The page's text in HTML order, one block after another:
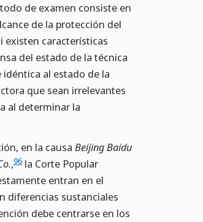
de examen consiste en
de la protección del
existen características
del estado de la técnica
al estado de la
que sean irrelevantes
al determinar la
en la causa Beijing Baidu
,96 la Corte Popular
entran en el
diferencias sustanciales
debe centrarse en los